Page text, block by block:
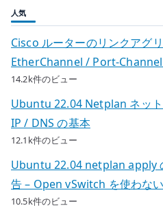
人気
Cisco ルーターのリンクアグ
EtherChannel / Port-
14.2k件のビュー
Ubuntu 22.04 Netplan ネッ
IP / DNS の基本
12.1k件のビュー
Ubuntu 22.04 netplan apply
告 – Open vSwitch を使わな
10.5k件のビュー